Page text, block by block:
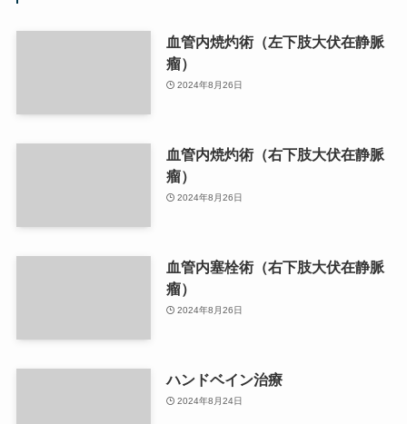
血管内焼灼術（左下肢大伏在静脈
瘤）
2024年8月26日
血管内焼灼術（右下肢大伏在静脈
瘤）
2024年8月26日
血管内塞栓術（右下肢大伏在静脈
瘤）
2024年8月26日
ハンドベイン治療
2024年8月24日